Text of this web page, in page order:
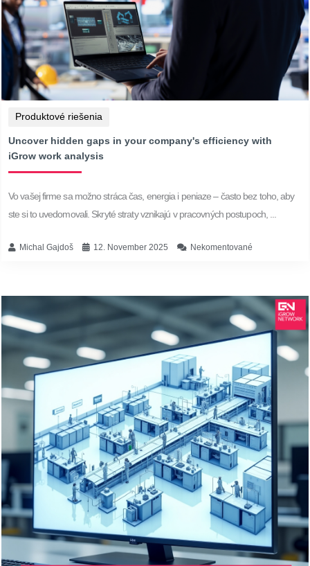
Produktové riešenia
Uncover hidden gaps in your company's efficiency with
iGrow work analysis
Vo vašej firme sa možno stráca čas, energia i peniaze – často bez toho, aby
ste si to uvedomovali. Skryté straty vznikajú v pracovných postupoch, ...
Michal Gajdoš 12. November 2025 Nekomentované